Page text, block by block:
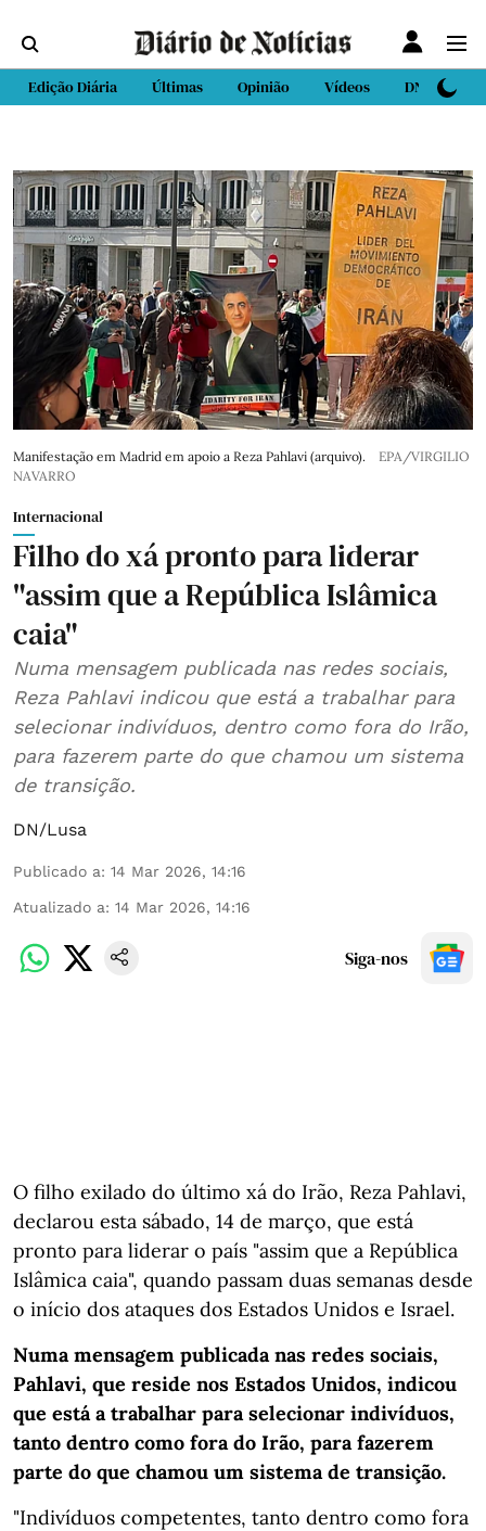
Edição Diária Últimas Opinião Vídeos DN Sport
Manifestação em Madrid em apoio a Reza Pahlavi (arquivo).
EPA/VIRGILIO
NAVARRO
Internacional
Filho do xá pronto para liderar
"assim que a República Islâmica
caia"
Numa mensagem publicada nas redes sociais,
Reza Pahlavi indicou que está a trabalhar para
selecionar indivíduos, dentro como fora do Irão,
para fazerem parte do que chamou um sistema
de transição.
DN/Lusa
Publicado a: 14 Mar 2026, 14:16
Atualizado a: 14 Mar 2026, 14:16
Siga-nos
O filho exilado do último xá do Irão, Reza Pahlavi,
declarou esta sábado, 14 de março, que está
pronto para liderar o país "assim que a República
Islâmica caia", quando passam duas semanas desde
o início dos ataques dos Estados Unidos e Israel.
Numa mensagem publicada nas redes sociais,
Pahlavi, que reside nos Estados Unidos, indicou
que está a trabalhar para selecionar indivíduos,
tanto dentro como fora do Irão, para fazerem
parte do que chamou um sistema de transição.
"Indivíduos competentes, tanto dentro como fora